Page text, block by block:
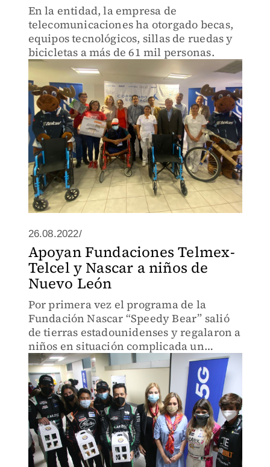
En la entidad, la empresa de
telecomunicaciones ha otorgado becas,
equipos tecnológicos, sillas de ruedas y
bicicletas a más de 61 mil personas.
26.08.2022/
Apoyan Fundaciones Telmex-
Telcel y Nascar a niños de
Nuevo León
Por primera vez el programa de la
Fundación Nascar “Speedy Bear” salió
de tierras estadounidenses y regalaron a
niños en situación complicada un
paquete de obsequios.